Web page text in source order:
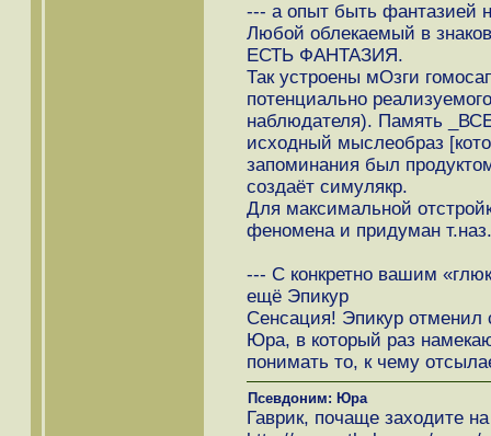
--- а опыт быть фантазией
Любой облекаемый в
ЕСТЬ ФАНТАЗИЯ.
Так устроены мОзги
потенциально
наблюдателя). Память
исходный мыслеобраз
запоминания был
создаёт симулякр.
Для максимальной
феномена и придуман
--- С конкретно вашим
ещё Эпикур
Сенсация! Эпикур отменил
Юра, в который раз
понимать то, к чему
Псевдоним: Юра
Гаврик, почаще заходите